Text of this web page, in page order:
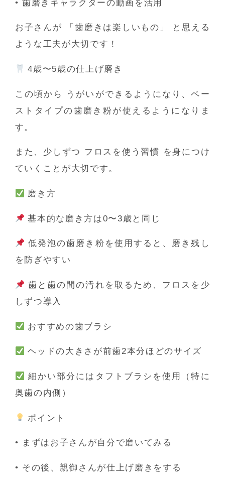
•歯磨きキャラクターの動画を活用
お子さんが 「歯磨きは楽しいもの」
と思える
ような工夫が大切です！
4歳〜5歳の仕上げ磨き
この頃から
うがいができるようになり、ペー
ストタイプの歯磨き粉が使えるようになりま
す。
また、少しずつ フロスを使う習慣 を身につけ
ていくことが大切です。
磨き方
基本的な磨き方は0〜3歳と同じ
低発泡の歯磨き粉を使用すると、磨き残し
を防ぎやすい
歯と歯の間の汚れを取るため、フロスを少
しずつ導入
おすすめの歯ブラシ
ヘッドの大きさが前歯2本分ほどのサイズ
細かい部分にはタフトブラシを使用（特に
奥歯の内側）
ポイント
• まずはお子さんが自分で磨いてみる
• その後、親御さんが仕上げ磨きをする